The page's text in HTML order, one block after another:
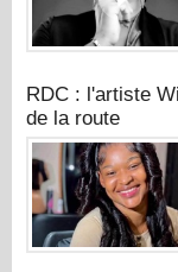
RDC : l'artiste
de la route